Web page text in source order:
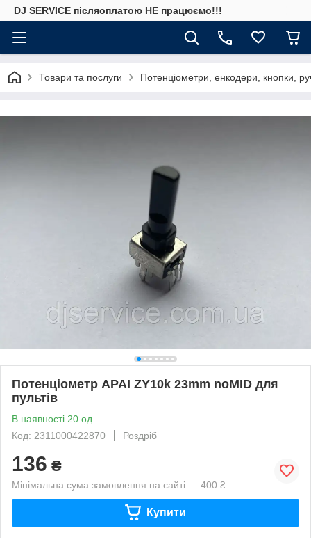
DJ SERVICE пiсляоплатою НЕ працюємо!!!
Товари та послуги Потенціометри, енкодери, кнопки,
Потенціометр APAI ZY10k 23mm noMID для
пультів
В наявності 20 од.
Код: 2311000422870
Роздріб
136 ₴
Мінімальна сума замовлення на сайті — 400 ₴
Купити